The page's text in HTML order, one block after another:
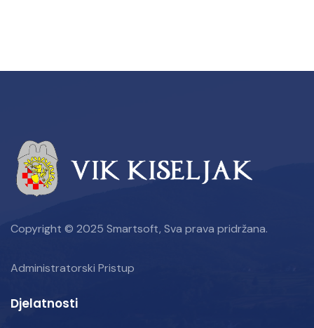
Copyright © 2025 Smartsoft, Sva prava pridržana.
Administratorski Pristup
Djelatnosti